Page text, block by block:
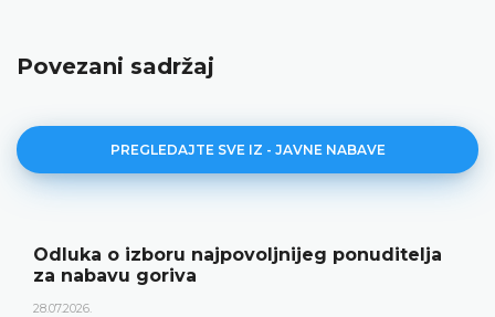
Povezani sadržaj
PREGLEDAJTE SVE IZ - JAVNE NABAVE
Odluka o izboru najpovoljnijeg ponuditelja
za nabavu goriva
28.07.2026.